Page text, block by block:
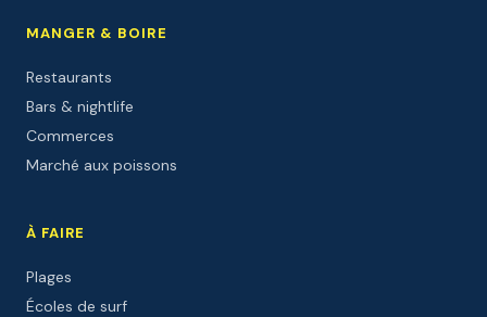
MANGER & BOIRE
Restaurants
Bars & nightlife
Commerces
Marché aux poissons
À FAIRE
Plages
Écoles de surf